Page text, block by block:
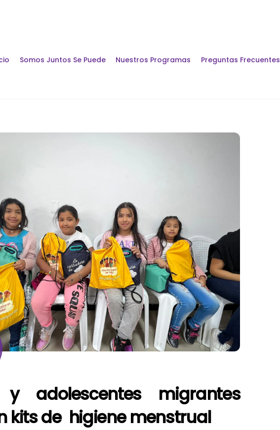
Somos Juntos Se Puede Nuestros Programas Preguntas Frecuentes
y adolescentes migrantes
kits de higiene menstrual